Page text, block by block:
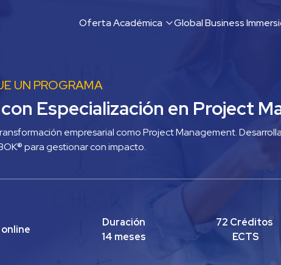
Oferta Académica Global Business
UN PROGRAMA
Especialización en Project
empresarial como Project Management.
para gestionar con impacto.
online
Duración
14 meses
72 Créditos
ECTS